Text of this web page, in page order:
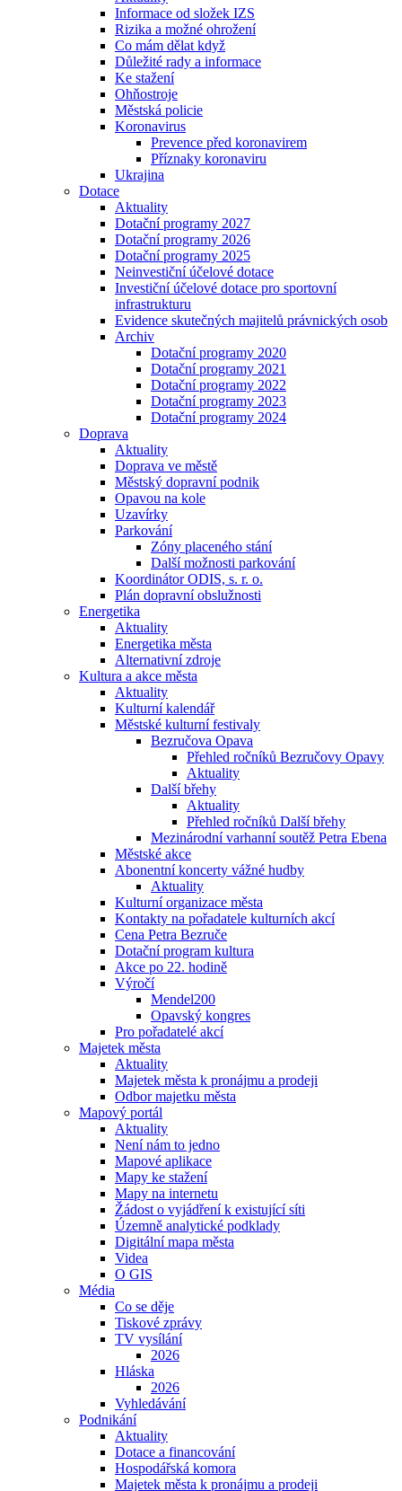
Informace od složek IZS
Rizika a možné ohrožení
Co mám dělat když
Důležité rady a informace
Ke stažení
Ohňostroje
Městská policie
Koronavirus
Prevence před koronavirem
Příznaky koronaviru
Ukrajina
Dotace
Aktuality
Dotační programy 2027
Dotační programy 2026
Dotační programy 2025
Neinvestiční účelové dotace
Investiční účelové dotace pro sportovní
infrastrukturu
Evidence skutečných majitelů právnických osob
Archiv
Dotační programy 2020
Dotační programy 2021
Dotační programy 2022
Dotační programy 2023
Dotační programy 2024
Doprava
Aktuality
Doprava ve městě
Městský dopravní podnik
Opavou na kole
Uzavírky
Parkování
Zóny placeného stání
Další možnosti parkování
Koordinátor ODIS, s. r. o.
Plán dopravní obslužnosti
Energetika
Aktuality
Energetika města
Alternativní zdroje
Kultura a akce města
Aktuality
Kulturní kalendář
Městské kulturní festivaly
Bezručova Opava
Přehled ročníků Bezručovy Opavy
Aktuality
Další břehy
Aktuality
Přehled ročníků Další břehy
Mezinárodní varhanní soutěž Petra Ebena
Městské akce
Abonentní koncerty vážné hudby
Aktuality
Kulturní organizace města
Kontakty na pořadatele kulturních akcí
Cena Petra Bezruče
Dotační program kultura
Akce po 22. hodině
Výročí
Mendel200
Opavský kongres
Pro pořadatelé akcí
Majetek města
Aktuality
Majetek města k pronájmu a prodeji
Odbor majetku města
Mapový portál
Aktuality
Není nám to jedno
Mapové aplikace
Mapy ke stažení
Mapy na internetu
Žádost o vyjádření k existující síti
Územně analytické podklady
Digitální mapa města
Videa
O GIS
Média
Co se děje
Tiskové zprávy
TV vysílání
2026
Hláska
2026
Vyhledávání
Podnikání
Aktuality
Dotace a financování
Hospodářská komora
Majetek města k pronájmu a prodeji